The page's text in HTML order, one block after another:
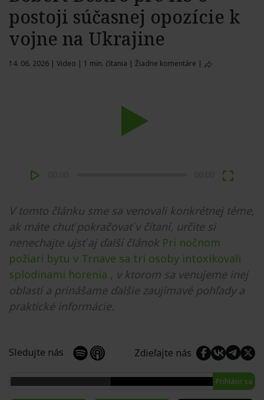
postoji súčasnej opozície k
vojne na Ukrajine
14. 06. 2026 | Video | 1 min. čítania | Žiadne komentáre |
V tomto článku sme sa venovali konkrétnej téme,
ak máte chuť pokračovať v čítaní, určite si
nenechajte ujsť aj ďalší článok Pri nočnom
požiari bytu v Trnave sa tri osoby intoxikovali
splodinami horenia , v ktorom sa venujeme inej
oblasti a prinášame ďalšie zaujímavé pohľady a
praktické informácie.
Sledujte nás Zdieľajte nás
Prihlásiť sa